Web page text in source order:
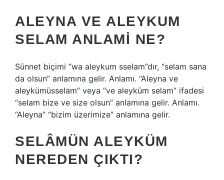
ALEYNA VE ALEYKUM
SELAM ANLAMI NE?
Sünnet biçimi “wa aleykum sselam”dır, “selam sana
da olsun” anlamına gelir. Anlamı. “Aleyna ve
aleykümüsselam” veya “ve aleyküm selam” ifadesi
“selam bize ve size olsun” anlamına gelir. Anlamı.
“Aleyna” “bizim üzerimize” anlamına gelir.
SELÂMÜN ALEYKÜM
NEREDEN ÇIKTI?